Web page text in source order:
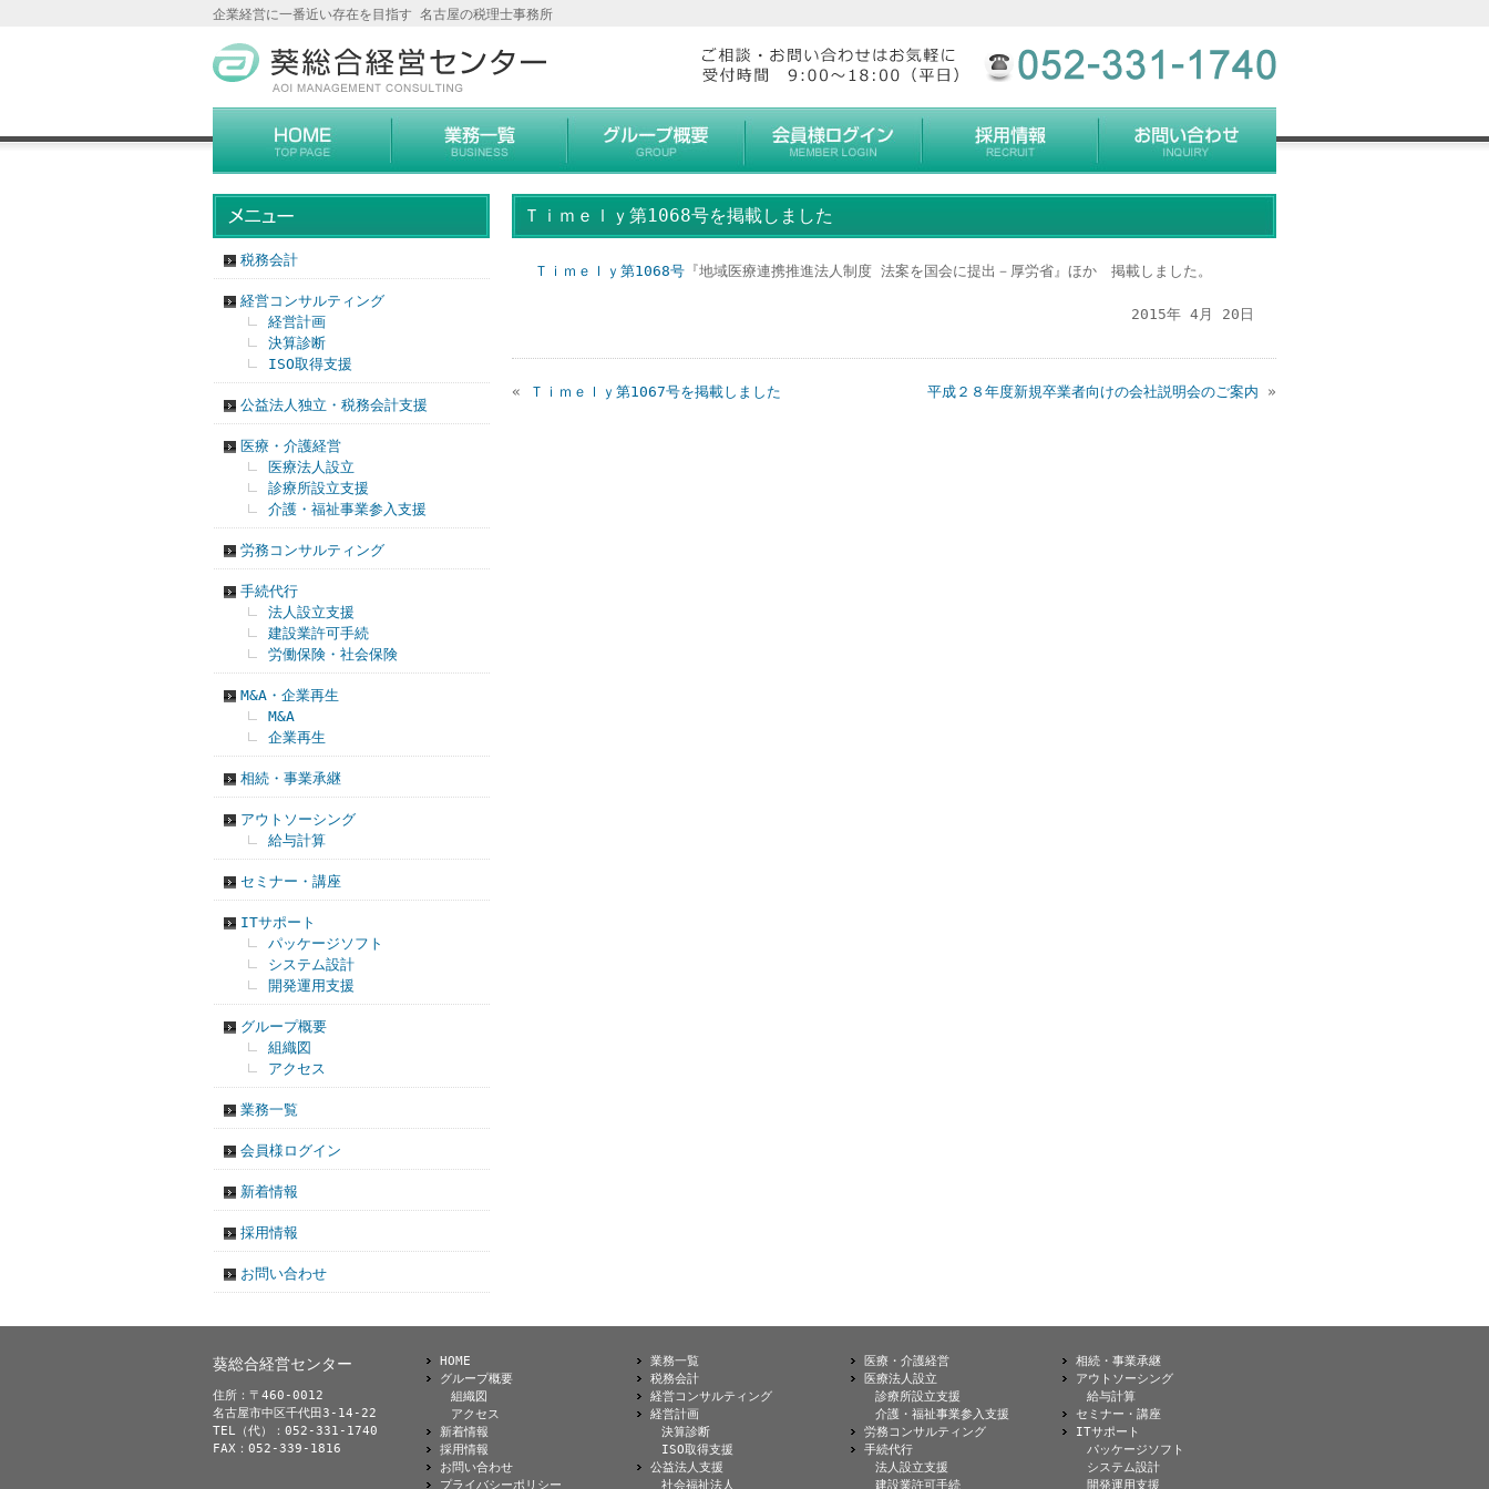
企業経営に一番近い存在を目指す 名古屋の税理士事務所
税務会計
経営コンサルティング
経営計画
決算診断
ISO取得支援
公益法人独立・税務会計支援
医療・介護経営
医療法人設立
診療所設立支援
介護・福祉事業参入支援
労務コンサルティング
手続代行
法人設立支援
建設業許可手続
労働保険・社会保険
M&A・企業再生
M&A
企業再生
相続・事業承継
アウトソーシング
給与計算
セミナー・講座
ITサポート
パッケージソフト
システム設計
開発運用支援
グループ概要
組織図
アクセス
業務一覧
会員様ログイン
新着情報
採用情報
お問い合わせ
Ｔｉｍｅｌｙ第1068号を掲載しました
Ｔｉｍｅｌｙ第1068号 『地域医療連携推進法人制度 法案を国会に提出－厚労省』ほか 掲載しました。
2015年 4月 20日
« Ｔｉｍｅｌｙ第1067号を掲載しました 平成２８年度新規卒業者向けの会社説明会のご案内 »
葵総合経営センター
住所：〒460-0012
名古屋市中区千代田3-14-22
TEL（代）：052-331-1740
FAX：052-339-1816
HOME
グループ概要
組織図
アクセス
新着情報
採用情報
お問い合わせ
プライバシーポリシー
業務一覧
税務会計
経営コンサルティング
経営計画
決算診断
ISO取得支援
公益法人支援
社会福祉法人
医療・介護経営
医療法人設立
診療所設立支援
介護・福祉事業参入支援
労務コンサルティング
手続代行
法人設立支援
建設業許可手続
相続・事業承継
アウトソーシング
給与計算
セミナー・講座
ITサポート
パッケージソフト
システム設計
開発運用支援